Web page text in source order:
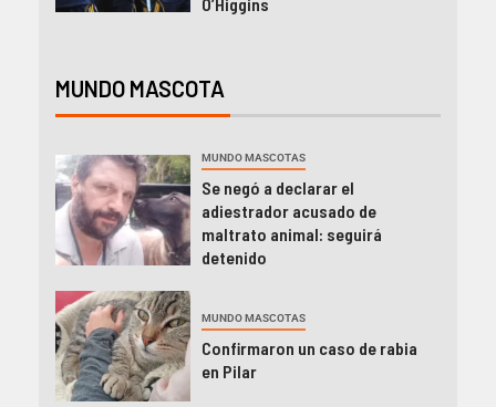
MUNDO MASCOTA
MUNDO MASCOTAS
Se negó a declarar el
adiestrador acusado de
maltrato animal: seguirá
detenido
MUNDO MASCOTAS
Confirmaron un caso de rabia
en Pilar